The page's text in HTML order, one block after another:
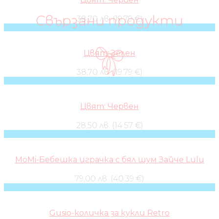
Свързани продукти
38,70 лв. (19.79 €)
Цвят: Зелен
38,70 лв. (19.79 €)
Цвят: Червен
28,50 лв. (14.57 €)
MoMi-Бебешка играчка с бял шум Зайче Lulu
79,00 лв. (40.39 €)
Gusio-количка за кукли Retro